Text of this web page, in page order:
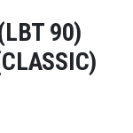
90)